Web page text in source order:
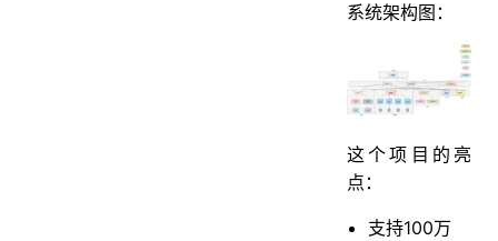
系统架构图：
这个项目的亮
点：
支持100万